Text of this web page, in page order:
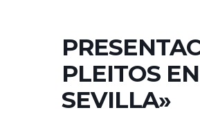
PLEITOS
SEVILLA»